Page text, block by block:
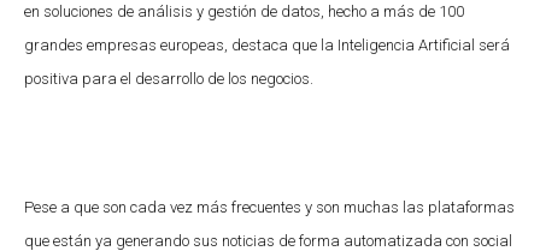
en soluciones de análisis y gestión de datos, hecho a más de 100
grandes empresas europeas, destaca que la Inteligencia Artificial será
positiva para el desarrollo de los negocios.
Pese a que son cada vez más frecuentes y son muchas las plataformas
que están ya generando sus noticias de forma automatizada con social